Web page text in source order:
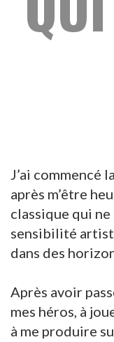
J’ai commencé
après m’être
classique qui
sensibilité
dans des
Après avoir
mes héros, à
à me produire